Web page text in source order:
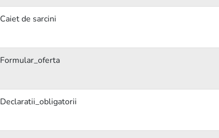
Caiet de sarcini
Formular_oferta
Declaratii_obligatorii